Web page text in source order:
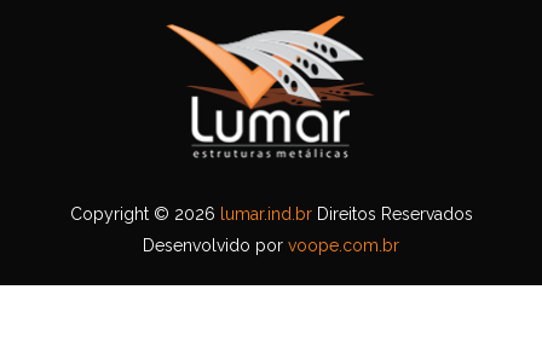
Copyright © 2026 lumar.ind.brDireitos Reservados
Desenvolvido por voope.com.br